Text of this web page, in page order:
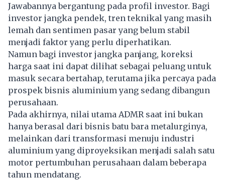
Jawabannya bergantung pada profil investor. Bagi
investor jangka pendek, tren teknikal yang masih
lemah dan sentimen pasar yang belum stabil
menjadi faktor yang perlu diperhatikan.
Namun bagi investor jangka panjang, koreksi
harga saat ini dapat dilihat sebagai peluang untuk
masuk secara bertahap, terutama jika percaya pada
prospek bisnis aluminium yang sedang dibangun
perusahaan.
Pada akhirnya, nilai utama ADMR saat ini bukan
hanya berasal dari bisnis batu bara metalurginya,
melainkan dari transformasi menuju industri
aluminium yang diproyeksikan menjadi salah satu
motor pertumbuhan perusahaan dalam beberapa
tahun mendatang.